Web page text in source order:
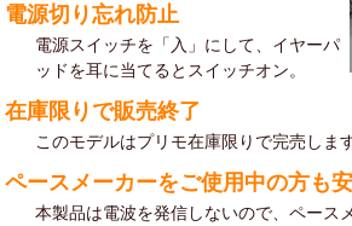
電源切り忘れ防止
電源スイッチを「入」にして、イヤーパ
ッドを耳に当てるとスイッチオン。
在庫限りで販売終了
このモデルはプリモ在庫限りで完売しま
ペースメーカーをご使用中の方も
本製品は電波を発信しないので、ペース